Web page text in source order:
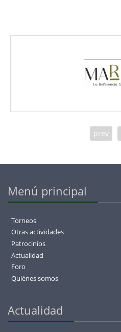
prev
Menú principal
Torneos
Otras actividades
Patrocinios
Actualidad
Foro
Quiénes somos
Actualidad